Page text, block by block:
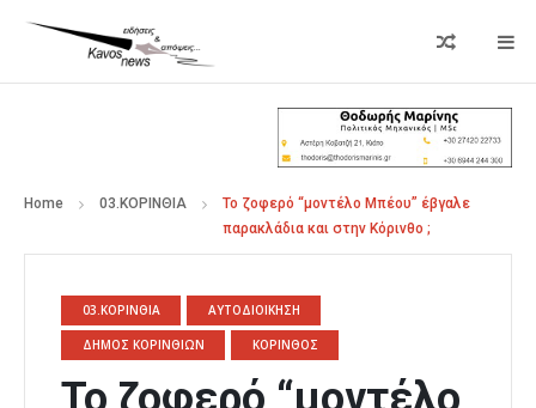
Home 03.ΚΟΡΙΝΘΙΑ
Το ζοφερό “μοντέλο Μπέου” έβγαλε
παρακλάδια και στην Κόρινθο ;
03.ΚΟΡΙΝΘΙΑ ΑΥΤΟΔΙΟΙΚΗΣΗ
ΔΗΜΟΣ ΚΟΡΙΝΘΙΩΝ ΚΟΡΙΝΘΟΣ